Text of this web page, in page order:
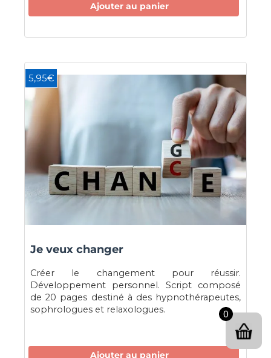
Ajouter au panier
5,95€
Je veux changer
Créer le changement pour réussir.
Développement personnel. Script composé
de 20 pages destiné à des hypnothérapeutes,
sophrologues et relaxologues.
Ajouter au panier
0